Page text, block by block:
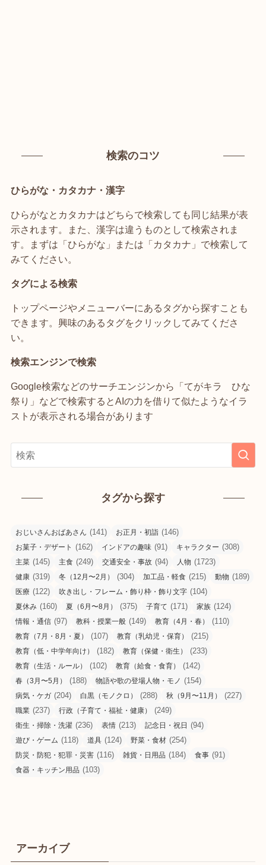
検索のコツ
ひらがな・カタカナ・漢字
ひらがなとカタカナはどちらで検索しても同じ結果が表
示されます。また、漢字は違うものとして検索されま
す。まずは「ひらがな」または「カタカナ」で検索して
みてください。
タグによる検索
トップページやメニューバーにあるタグから探すことも
できます。興味のあるタグをクリックしてみてくださ
い。
検索エンジンで検索
Google検索などのサーチエンジンから「てがキラ ひな
祭り」などで検索するとAIの力を借りて似たようなイラ
ストが表示される場合があります
タグから探す
おじいさんおばあさん (141) お正月・初詣 (146)
お菓子・デザート (162) インドアの趣味 (91) キャラクター (308)
主菜 (145) 主食 (249) 交通安全・事故 (94) 人物 (1723)
健康 (319) 冬（12月〜2月） (304) 加工品・軽食 (215) 動物 (189)
医療 (122) 吹き出し・フレーム・飾り枠・飾り文字 (104)
夏休み (160) 夏（6月〜8月） (375) 子育て (171) 家族 (124)
情報・通信 (97) 教科・授業一般 (149) 教育（4月・春） (110)
教育（7月・8月・夏） (107) 教育（乳幼児・保育） (215)
教育（低・中学年向け） (182) 教育（保健・衛生） (233)
教育（生活・ルール） (102) 教育（給食・食育） (142)
春（3月〜5月） (188) 物語や歌の登場人物・モノ (154)
病気・ケガ (204) 白黒（モノクロ） (288) 秋（9月〜11月） (227)
職業 (237) 行政（子育て・福祉・健康） (249)
衛生・掃除・洗濯 (236) 表情 (213) 記念日・祝日 (94)
遊び・ゲーム (118) 道具 (124) 野菜・食材 (254)
防災・防犯・犯罪・災害 (116) 雑貨・日用品 (184) 食事 (91)
食器・キッチン用品 (103)
アーカイブ